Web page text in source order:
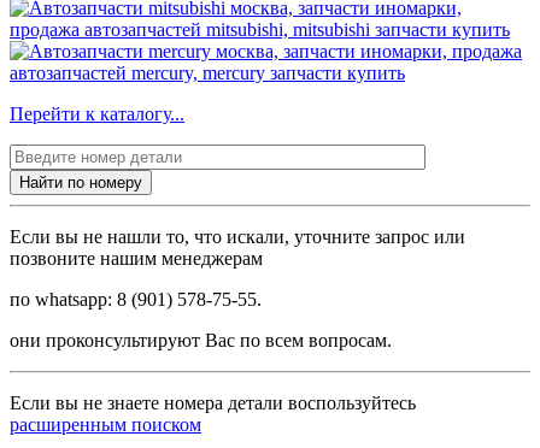
Перейти к каталогу...
Найти по номеру
Если вы не нашли то, что искали, уточните запрос или
позвоните нашим менеджерам
по whatsapp: 8 (901) 578-75-55.
они проконсультируют Вас по всем вопросам.
Если вы не знаете номера детали воспользуйтесь
расширенным поиском